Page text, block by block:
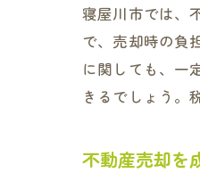
寝屋川市では、
で、売却時の負
に関しても、一
きるでしょう。
不動産売却を